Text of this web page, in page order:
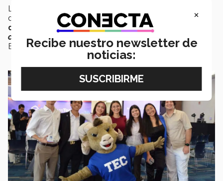
Los integrantes del equipo pertenecen a los municipios
de
Álamos, Navojoa y Huatabampoubicados alsur
de
, habiendo"experimentado las
consecuencias de la sequía
en carne propia",
expresó
Eva Samantha.
×
Recibe nuestro newsletter de
noticias: